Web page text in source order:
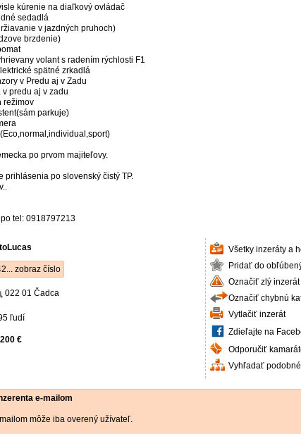
kúrenie na diaľkový ovládač
sedadlá
v jazdných pruhoch)
brzdenie)
volant s radením rýchlosti F1
spätné zrkadlá
v Predu aj v Zadu
v predu aj v zadu
režimov
parkuje)
po prvom majiteľovy.
prihlásenia po slovenský čistý TP.
tel: 0918797213
zobraz číslo
022 01 Čadca
ľudí
€
Všetky inzeráty a
Pridať do
Označiť zlý inzerát
Označiť chybnú
Vytlačiť inzerát
Zdieľajte na
Odporučiť
Vyhľadať
e-mailom
môže iba overený užívateľ.